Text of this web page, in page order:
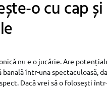
o cu cap
nu e o jucărie. Are
într-una spectaculoasă,
Dacă vrei să o folosești